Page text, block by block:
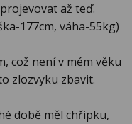
až teď.
177cm, váha-55kg)
což není v mém věku
zlozvyku zbavit.
době měl chřipku,